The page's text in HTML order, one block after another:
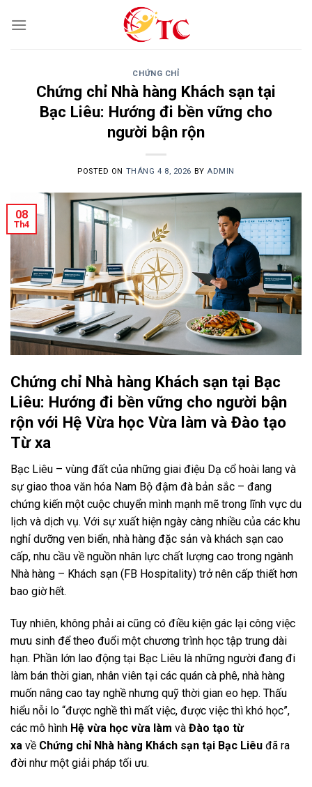
CHỨNG CHỈ
Chứng chỉ Nhà hàng Khách sạn tại
Bạc Liêu: Hướng đi bền vững cho
người bận rộn
POSTED ON THÁNG 4 8, 2026 BY ADMIN
08
Th4
Chứng chỉ Nhà hàng Khách sạn tại Bạc
Liêu: Hướng đi bền vững cho người bận
rộn với Hệ Vừa học Vừa làm và Đào tạo
Từ xa
Bạc Liêu – vùng đất của những giai điệu Dạ cổ hoài lang và
sự giao thoa văn hóa Nam Bộ đậm đà bản sắc – đang
chứng kiến một cuộc chuyển mình mạnh mẽ trong lĩnh vực du
lịch và dịch vụ. Với sự xuất hiện ngày càng nhiều của các khu
nghỉ dưỡng ven biển, nhà hàng đặc sản và khách sạn cao
cấp, nhu cầu về nguồn nhân lực chất lượng cao trong ngành
Nhà hàng – Khách sạn (FB Hospitality) trở nên cấp thiết hơn
bao giờ hết.
Tuy nhiên, không phải ai cũng có điều kiện gác lại công việc
mưu sinh để theo đuổi một chương trình học tập trung dài
hạn. Phần lớn lao động tại Bạc Liêu là những người đang đi
làm bán thời gian, nhân viên tại các quán cà phê, nhà hàng
muốn nâng cao tay nghề nhưng quỹ thời gian eo hẹp. Thấu
hiểu nỗi lo “được nghề thì mất việc, được việc thì khó học”,
các mô hình Hệ vừa học vừa làm và Đào tạo từ
xa về Chứng chỉ Nhà hàng Khách sạn tại Bạc Liêu đã ra
đời như một giải pháp tối ưu.